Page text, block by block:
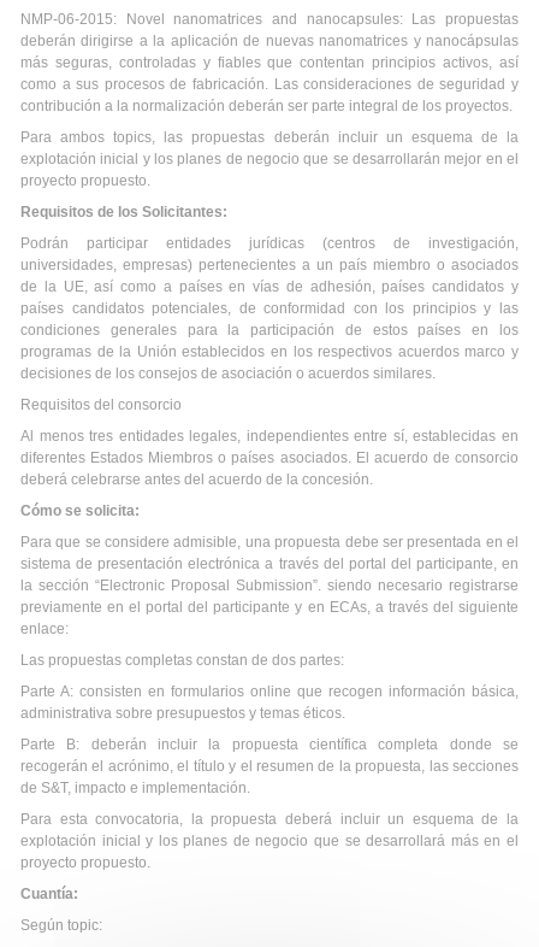
NMP-06-2015: Novel nanomatrices and nanocapsules: Las propuestas
deberán dirigirse a la aplicación de nuevas nanomatrices y nanocápsulas
más seguras, controladas y fiables que contentan principios activos, así
como a sus procesos de fabricación. Las consideraciones de seguridad y
contribución a la normalización deberán ser parte integral de los proyectos.
Para ambos topics, las propuestas deberán incluir un esquema de la
explotación inicial y los planes de negocio que se desarrollarán mejor en el
proyecto propuesto.
Requisitos de los Solicitantes:
Podrán participar entidades jurídicas (centros de investigación,
universidades, empresas) pertenecientes a un país miembro o asociados
de la UE, así como a países en vías de adhesión, países candidatos y
países candidatos potenciales, de conformidad con los principios y las
condiciones generales para la participación de estos países en los
programas de la Unión establecidos en los respectivos acuerdos marco y
decisiones de los consejos de asociación o acuerdos similares.
Requisitos del consorcio
Al menos tres entidades legales, independientes entre sí, establecidas en
diferentes Estados Miembros o países asociados. El acuerdo de consorcio
deberá celebrarse antes del acuerdo de la concesión.
Cómo se solicita:
Para que se considere admisible, una propuesta debe ser presentada en el
sistema de presentación electrónica a través del portal del participante, en
la sección “Electronic Proposal Submission”. siendo necesario registrarse
previamente en el portal del participante y en ECAs, a través del siguiente
enlace:
Las propuestas completas constan de dos partes:
Parte A: consisten en formularios online que recogen información básica,
administrativa sobre presupuestos y temas éticos.
Parte B: deberán incluir la propuesta científica completa donde se
recogerán el acrónimo, el título y el resumen de la propuesta, las secciones
de S&T, impacto e implementación.
Para esta convocatoria, la propuesta deberá incluir un esquema de la
explotación inicial y los planes de negocio que se desarrollará más en el
proyecto propuesto.
Cuantía:
Según topic: